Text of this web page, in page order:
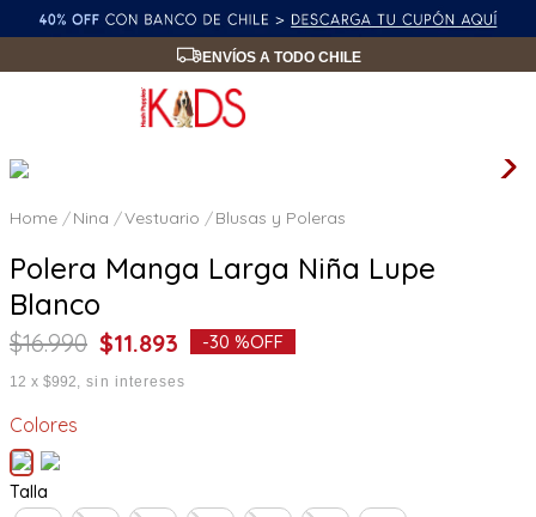
ENVÍOS A TODO CHILE
Nina Vestuario Blusas y Poleras
Polera Manga Larga Niña Lupe
Blanco
$16.990 $11.893 -30 %OFF
12 x $992 sin intereses
Colores
Talla